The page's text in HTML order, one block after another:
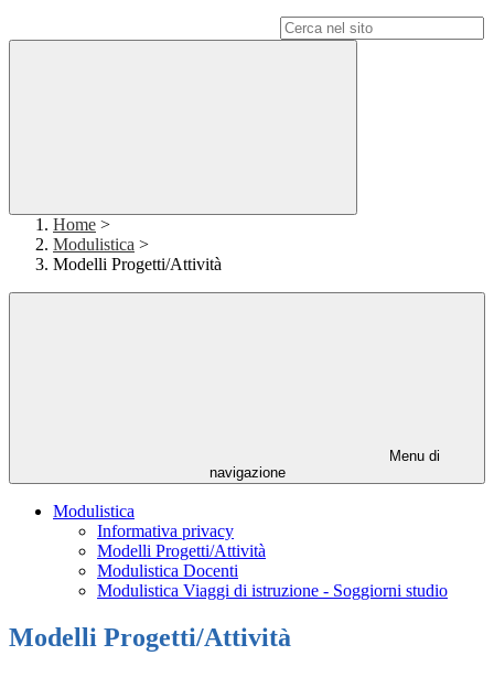
Home >
Modulistica >
Modelli Progetti/Attività
Menu di
navigazione
Modulistica
Informativa privacy
Modelli Progetti/Attività
Modulistica Docenti
Modulistica Viaggi di istruzione - Soggiorni studio
Modelli Progetti/Attività